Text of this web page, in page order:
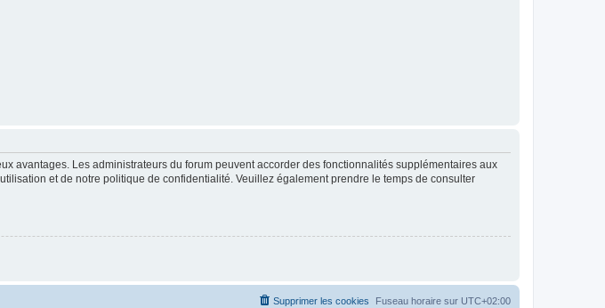
avantages. Les administrateurs du forum peuvent accorder des fonctionnalités supplémentaires aux
et de notre politique de confidentialité. Veuillez également prendre le temps de consulter
Fuseau horaire sur UTC+02:00
Supprimer les cookies